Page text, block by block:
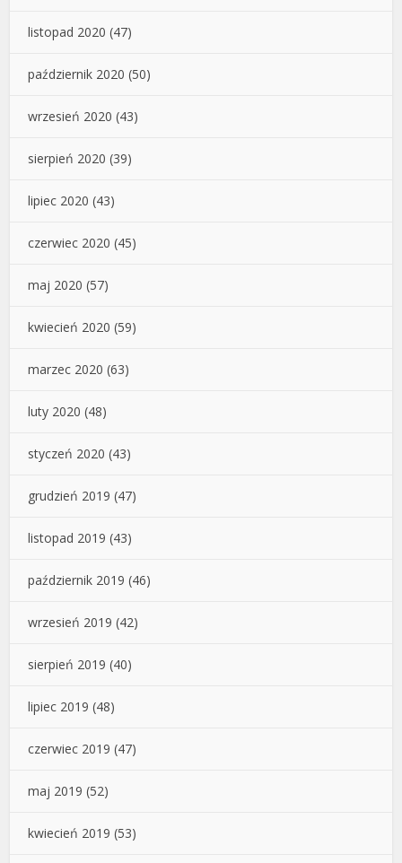
listopad 2020 (47)
październik 2020 (50)
wrzesień 2020 (43)
sierpień 2020 (39)
lipiec 2020 (43)
czerwiec 2020 (45)
maj 2020 (57)
kwiecień 2020 (59)
marzec 2020 (63)
luty 2020 (48)
styczeń 2020 (43)
grudzień 2019 (47)
listopad 2019 (43)
październik 2019 (46)
wrzesień 2019 (42)
sierpień 2019 (40)
lipiec 2019 (48)
czerwiec 2019 (47)
maj 2019 (52)
kwiecień 2019 (53)